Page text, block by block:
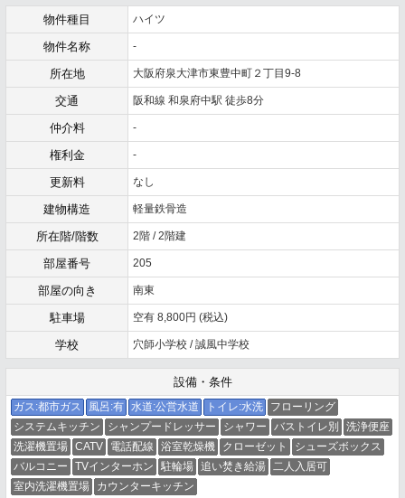
物件種目 ハイツ
物件名称 -
所在地 大阪府泉大津市東豊中町２丁目9-8
交通 阪和線 和泉府中駅 徒歩8分
仲介料 -
権利金 -
更新料 なし
建物構造 軽量鉄骨造
所在階/階数 2階 / 2階建
部屋番号 205
部屋の向き 南東
駐車場 空有 8,800円 (税込)
学校 穴師小学校 / 誠風中学校
設備・条件
ガス:都市ガス 風呂:有 水道:公営水道 トイレ:水洗
フローリング
システムキッチン
シャンプードレッサー シャワー バストイレ別
洗浄便座
洗濯機置場 CATV 電話配線 浴室乾燥機 クローゼット
シューズボックス
バルコニー
TVインターホン 駐輪場 追い焚き給湯
二人入居可
室内洗濯機置場
カウンターキッチン